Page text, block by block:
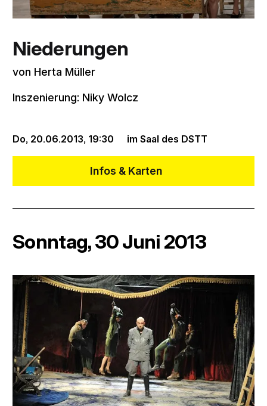
Do, 20.06.2013, 19:30 im Saal des DSTT
Niederungen
von Herta Müller
Inszenierung: Niky Wolcz
Infos & Karten
Sonntag, 30 Juni 2013